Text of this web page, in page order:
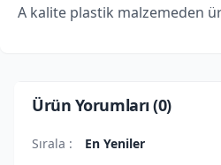
A kalite plastik malzemeden
Ürün Yorumları (0)
Sırala :
En Yeniler